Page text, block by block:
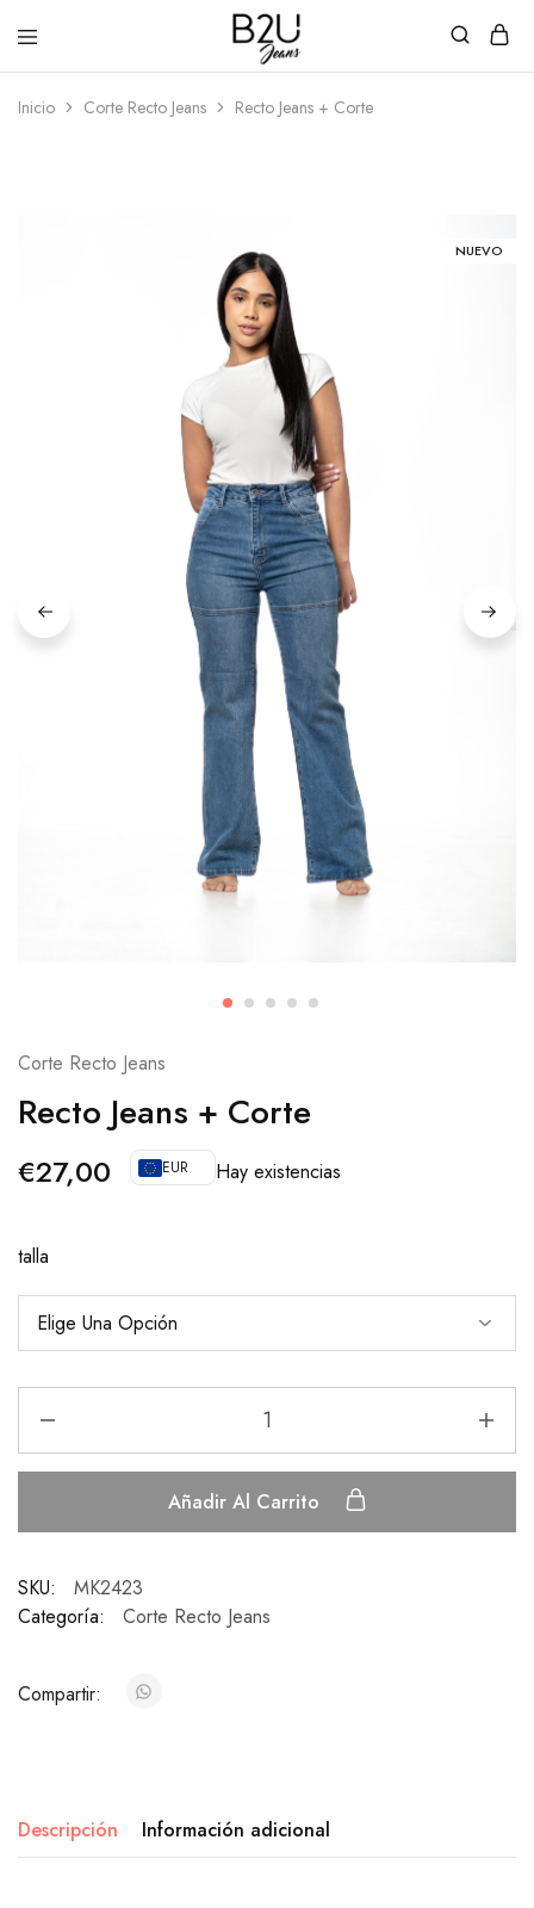
Jeans
en
Inicio Corte Recto Jeans Recto Jeans + Corte
NUEVO
Corte Recto Jeans
Recto Jeans + Corte
€27,00 EUR Hay existencias
talla
Añadir Al Carrito
SKU:
MK2423
Categoría:
Corte Recto Jeans
Compartir:
Descripción Información adicional